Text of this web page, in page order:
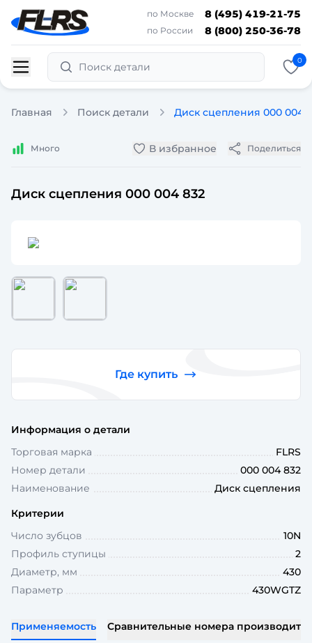
по Москве 8 (495) 419-21-75
по России 8 (800) 250-36-78
Поиск детали
0
Главная Поиск детали Диск сцепления 000 004
Много В избранное Поделиться
Диск сцепления 000 004 832
Где купить
Информация о детали
Торговая марка
FLRS
Номер детали
000 004 832
Наименование
Диск сцепления
Критерии
Число зубцов
10N
Профиль ступицы
2
Диаметр, мм
430
Параметр
430WGTZ
Применяемость Сравнительные номера